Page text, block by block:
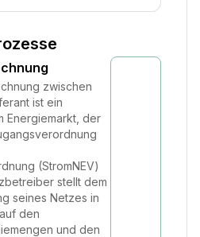
zwischen
ist ein
Energiemarkt, der
(StromNEV)
stellt dem
seines Netzes in
den
und den